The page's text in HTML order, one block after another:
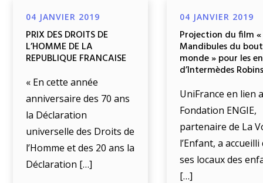
04 JANVIER 2019
PRIX DES DROITS DE
L’HOMME DE LA
REPUBLIQUE FRANCAISE
« En cette année
anniversaire des 70 ans
la Déclaration
universelle des Droits de
l’Homme et des 20 ans la
Déclaration […]
04 JANVIER 2019
Projection du film «
Mandibules du
monde » pour les
d’Intermèdes
UniFrance en lien
Fondation ENGIE,
partenaire de La
l’Enfant, a accueilli
ses locaux des
[…]